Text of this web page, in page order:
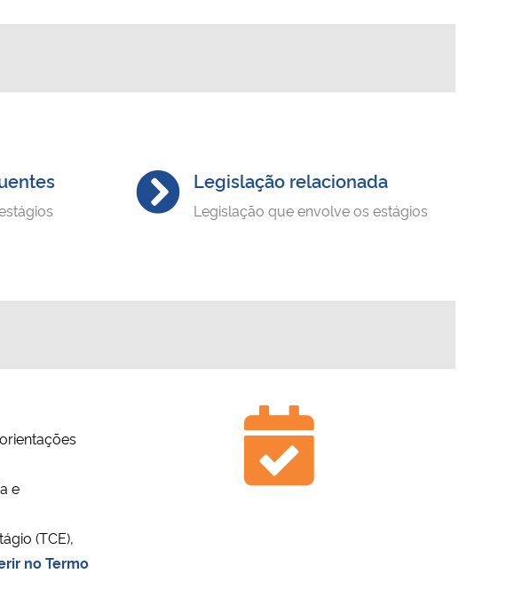
Legislação relacionada
Legislação que envolve os estágios
e
(TCE),
no Termo